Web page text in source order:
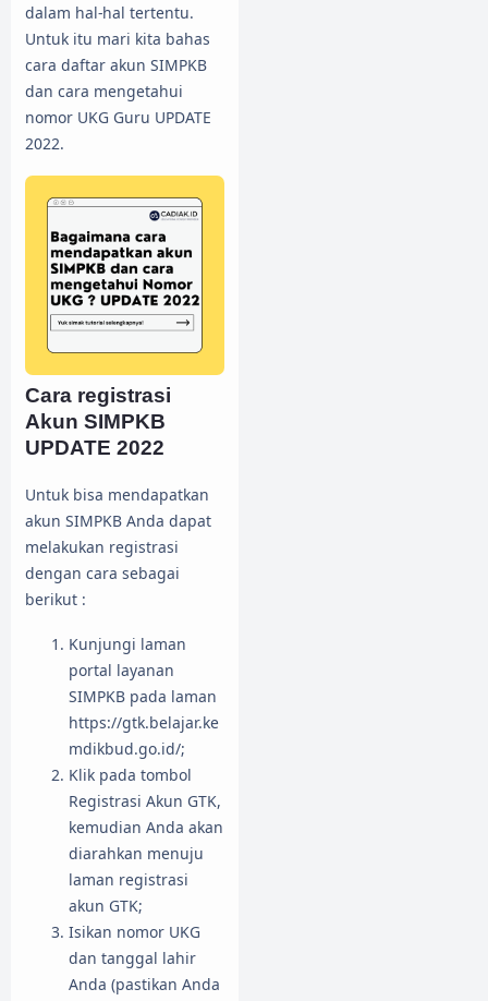
dalam hal-hal tertentu.
Untuk itu mari kita bahas
cara daftar akun SIMPKB
dan cara mengetahui
nomor UKG Guru UPDATE
2022.
Cara registrasi
Akun SIMPKB
UPDATE 2022
Untuk bisa mendapatkan
akun SIMPKB Anda dapat
melakukan registrasi
dengan cara sebagai
berikut :
Kunjungi laman
portal layanan
SIMPKB pada laman
https://gtk.belajar.ke
mdikbud.go.id/;
Klik pada tombol
Registrasi Akun GTK,
kemudian Anda akan
diarahkan menuju
laman registrasi
akun GTK;
Isikan nomor UKG
dan tanggal lahir
Anda (pastikan Anda